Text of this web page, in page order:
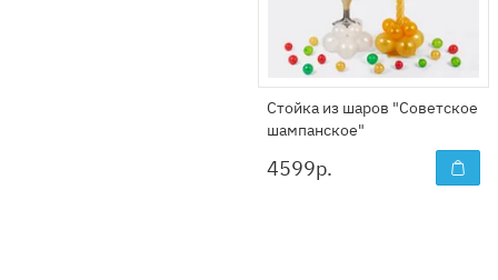
Стойка из шаров "Советское
шампанское"
4599р.